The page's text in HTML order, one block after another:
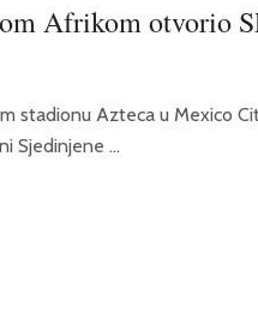
Afrikom otvorio
stadionu Azteca u Mexico
Sjedinjene ...